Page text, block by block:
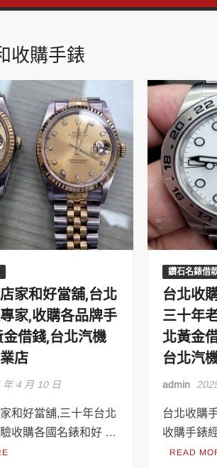
收購手錶
家和好當舖,台北
家,收購各品牌手
借錢,台北汽機
店
年 4 月 10 日
和好當舖,三十年台北
收購各國名錶和好 …
鑽石名錶借
台北收
三十年
北黃金
台北汽
admin
台北收購
收購手錶
READ